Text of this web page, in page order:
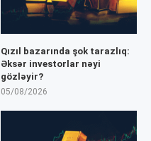
Qızıl bazarında şok tarazlıq:
Əksər investorlar nəyi
gözləyir?
05/08/2026